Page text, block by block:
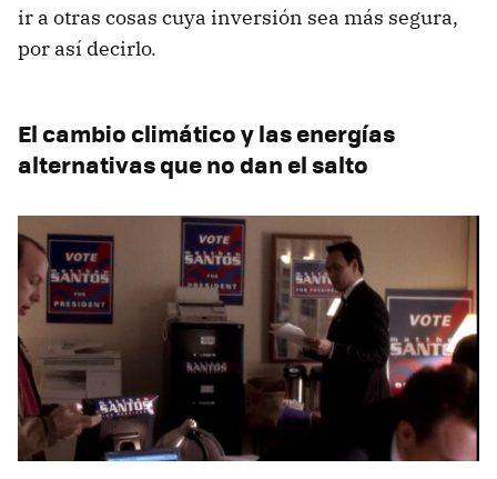
ir a otras cosas cuya inversión sea más segura,
por así decirlo.
El cambio climático y las energías
alternativas que no dan el salto